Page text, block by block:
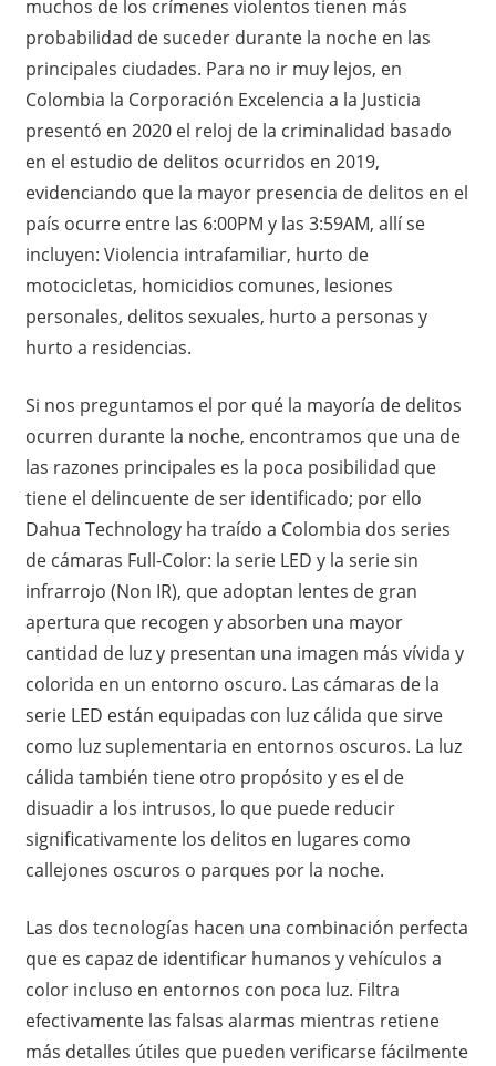
muchos de los crímenes violentos tienen más
probabilidad de suceder durante la noche en las
principales ciudades. Para no ir muy lejos, en
Colombia la Corporación Excelencia a la Justicia
presentó en 2020 el reloj de la criminalidad basado
en el estudio de delitos ocurridos en 2019,
evidenciando que la mayor presencia de delitos en el
país ocurre entre las 6:00PM y las 3:59AM, allí se
incluyen: Violencia intrafamiliar, hurto de
motocicletas, homicidios comunes, lesiones
personales, delitos sexuales, hurto a personas y
hurto a residencias.
Si nos preguntamos el por qué la mayoría de delitos
ocurren durante la noche, encontramos que una de
las razones principales es la poca posibilidad que
tiene el delincuente de ser identificado; por ello
Dahua Technology ha traído a Colombia dos series
de cámaras Full-Color: la serie LED y la serie sin
infrarrojo (Non IR), que adoptan lentes de gran
apertura que recogen y absorben una mayor
cantidad de luz y presentan una imagen más vívida y
colorida en un entorno oscuro. Las cámaras de la
serie LED están equipadas con luz cálida que sirve
como luz suplementaria en entornos oscuros. La luz
cálida también tiene otro propósito y es el de
disuadir a los intrusos, lo que puede reducir
significativamente los delitos en lugares como
callejones oscuros o parques por la noche.
Las dos tecnologías hacen una combinación perfecta
que es capaz de identificar humanos y vehículos a
color incluso en entornos con poca luz. Filtra
efectivamente las falsas alarmas mientras retiene
más detalles útiles que pueden verificarse fácilmente